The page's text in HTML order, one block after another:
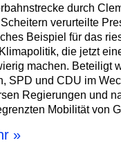
durch
verurteilte
Beispiel für das
die jetzt
machen. Beteiligt
SPD und CDU im
Regierungen und
Mobilität von
»